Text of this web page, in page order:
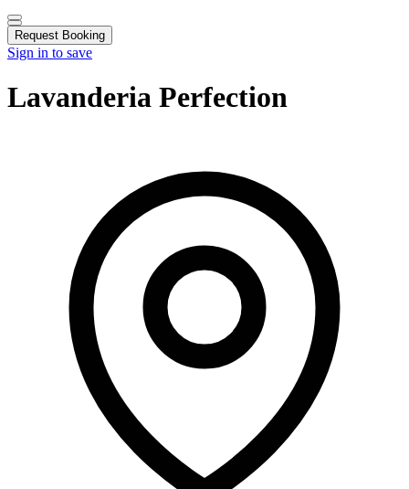
Request Booking
Sign in to save
Lavanderia Perfection